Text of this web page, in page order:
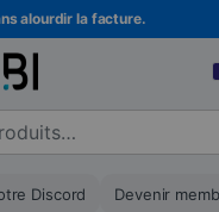
alourdir la facture.
Discord Devenir